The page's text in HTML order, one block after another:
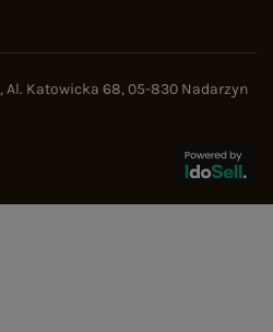
,Al. Katowicka 68,05-830 Nadarzyn